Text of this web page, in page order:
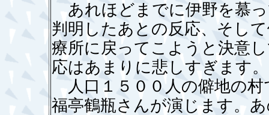
あれほどまでに伊野を慕
判明したあとの反応、そし
療所に戻ってこようと決意
応はあまりに悲しすぎます。
人口１５００人の僻地の
福亭鶴瓶さんが演じます。